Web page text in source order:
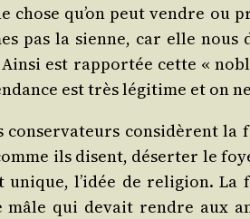
qu’on peut vendre ou
pas la sienne, car elle
est rap­por­tée cette «
est très légi­time et on
conser­va­teurs consi­dèrent
ils disent, déser­ter le
l’idée de reli­gion.
mâle qui devait rendre aux